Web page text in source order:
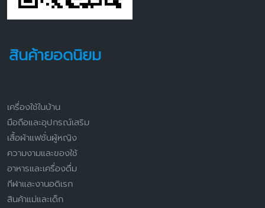
สินค้ายอดนิยม
เครื่องใช้ในบ้าน
มือถือและอุปกรณ์เสริม
เสื้อผ้าแฟชั่นผู้หญิง
ความงามและของใช้
อาหารและเครื่องดื่ม
กีฬาและงานอดิเรก
สินค้าแม่และเด็ก